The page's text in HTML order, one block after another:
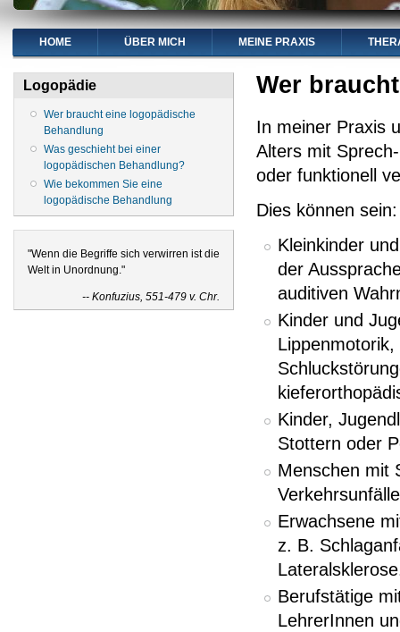
HOME ÜBER MICH MEINE PRAXIS
Logopädie
Wer braucht eine logopädische
Behandlung
Was geschieht bei einer
logopädischen Behandlung?
Wie bekommen Sie eine
logopädische Behandlung
"Wenn die Begriffe sich verwirren ist die
Welt in Unordnung."
-- Konfuzius, 551-479 v. Chr.
Wer
In meiner Praxis
Alters mit
oder funktionell
Dies können sein:
Kleinkinder
der
auditiven
Kinder und
Kinder,
Stottern oder
Menschen mit
Erwachsene
z. B.
Berufstätige
LehrerInnen